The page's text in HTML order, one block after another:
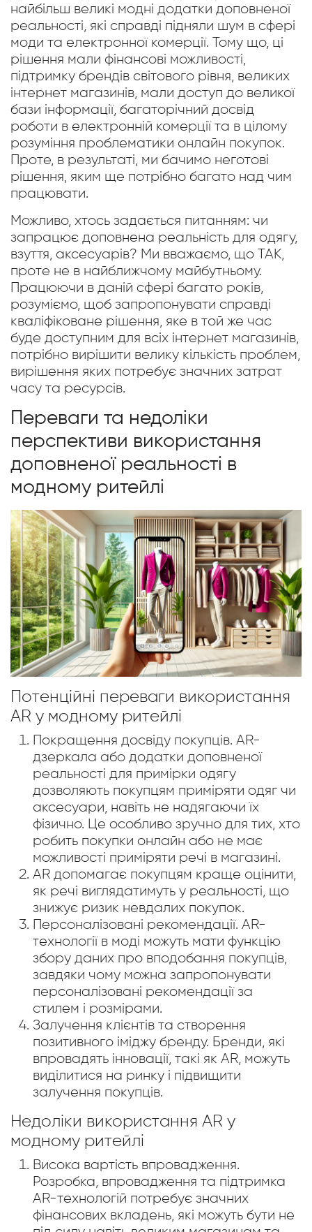
найбільш великі модні додатки доповненої
реальності, які справді підняли шум в сфері
моди та електронної комерції. Тому що, ці
рішення мали фінансові можливості,
підтримку брендів світового рівня, великих
інтернет магазинів, мали доступ до великої
бази інформації, багаторічний досвід
роботи в електронній комерції та в цілому
розуміння проблематики онлайн покупок.
Проте, в результаті, ми бачимо неготові
рішення, яким ще потрібно багато над чим
працювати.
Можливо, хтось задається питанням: чи
запрацює доповнена реальність для одягу,
взуття, аксесуарів? Ми вважаємо, що ТАК,
проте не в найближчому майбутньому.
Працюючи в даній сфері багато років,
розуміємо, щоб запропонувати справді
кваліфіковане рішення, яке в той же час
буде доступним для всіх інтернет магазинів,
потрібно вирішити велику кількість проблем,
вирішення яких потребує значних затрат
часу та ресурсів.
Переваги та недоліки
перспективи використання
доповненої реальності в
модному ритейлі
Потенційні переваги використання
AR у модному ритейлі
Покращення досвіду покупців. AR-
дзеркала або додатки доповненої
реальності для примірки одягу
дозволяють покупцям приміряти одяг чи
аксесуари, навіть не надягаючи їх
фізично. Це особливо зручно для тих, хто
робить покупки онлайн або не має
можливості приміряти речі в магазині.
AR допомагає покупцям краще оцінити,
як речі виглядатимуть у реальності, що
знижує ризик невдалих покупок.
Персоналізовані рекомендації. AR-
технології в моді можуть мати функцію
збору даних про вподобання покупців,
завдяки чому можна запропонувати
персоналізовані рекомендації за
стилем і розмірами.
Залучення клієнтів та створення
позитивного іміджу бренду. Бренди, які
впровадять інновації, такі як AR, можуть
виділитися на ринку і підвищити
залучення покупців.
Недоліки використання AR у
модному ритейлі
Висока вартість впровадження.
Розробка, впровадження та підтримка
AR-технологій потребує значних
фінансових вкладень, які можуть бути не